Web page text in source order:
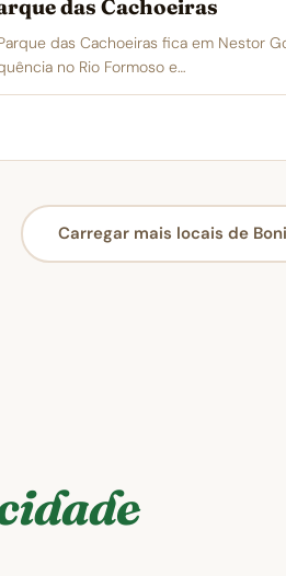
das Cachoeiras
das Cachoeiras fica em Nestor
no Rio Formoso e…
Carregar mais locais de